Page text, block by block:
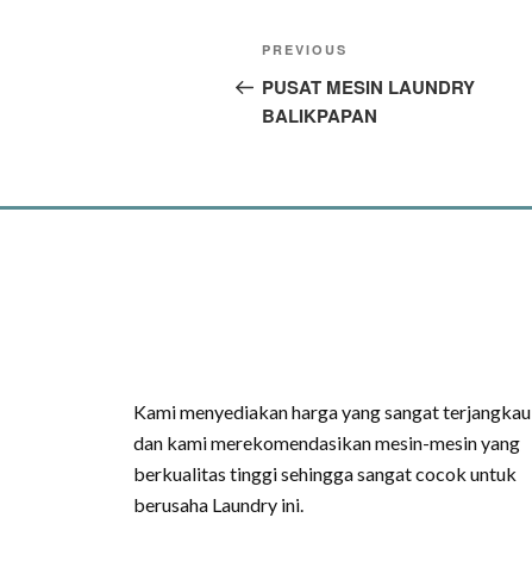
PREVIOUS
PUSAT MESIN LAUNDRY
BALIKPAPAN
Kami menyediakan harga yang sangat terjangkau
dan kami merekomendasikan mesin-mesin yang
berkualitas tinggi sehingga sangat cocok untuk
berusaha Laundry ini.